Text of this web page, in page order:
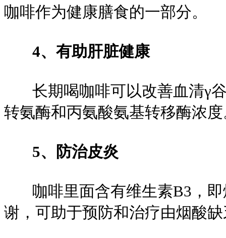
咖啡作为健康膳食的一部分。
4、有助肝脏健康
长期喝咖啡可以改善血清γ
转氨酶和丙氨酸氨基转移酶浓
5、防治皮炎
咖啡里面含有维生素B3，即
谢，可助于预防和治疗由烟酸